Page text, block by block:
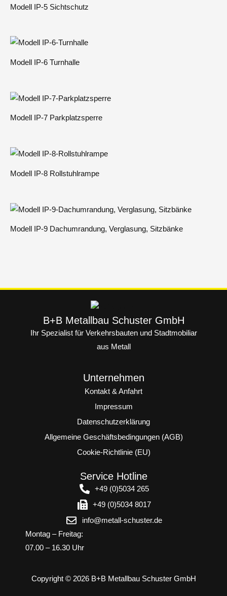
Modell IP-5 Sichtschutz
Modell IP-6 Turnhalle
Modell IP-7 Parkplatzsperre
Modell IP-8 Rollstuhlrampe
Modell IP-9 Dachumrandung, Verglasung, Sitzbänke
B+B Metallbau Schuster GmbH
Ihr Spezialist für Verkehrsbauten und Stadtmobiliar
aus Metall
Unternehmen
Kontakt & Anfahrt
Impressum
Datenschutzerklärung
Allgemeine Geschäftsbedingungen (AGB)
Cookie-Richtlinie (EU)
Service Hotline
+49 (0)5034 265
+49 (0)5034 8017
info@metall-schuster.de
Montag – Freitag:
07.00 – 16.30 Uhr
Copyright © 2026 B+B Metallbau Schuster GmbH